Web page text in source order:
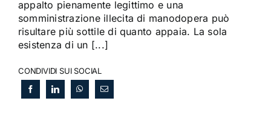
appalto pienamente legittimo e una
somministrazione illecita di manodopera può
risultare più sottile di quanto appaia. La sola
esistenza di un [...]
CONDIVIDI SUI SOCIAL